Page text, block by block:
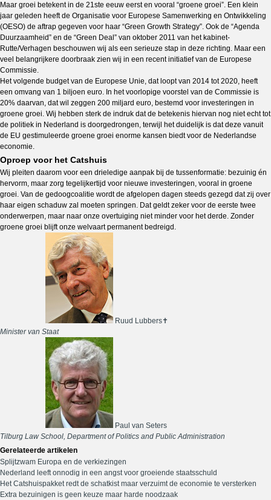
Maar groei betekent in de 21ste eeuw eerst en vooral “groene groei”. Een klein
jaar geleden heeft de Organisatie voor Europese Samenwerking en Ontwikkeling
(OESO) de aftrap gegeven voor haar “Green Growth Strategy”. Ook de “Agenda
Duurzaamheid” en de “Green Deal” van oktober 2011 van het kabinet-
Rutte/Verhagen beschouwen wij als een serieuze stap in deze richting. Maar een
veel belangrijkere doorbraak zien wij in een recent initiatief van de Europese
Commissie.
Het volgende budget van de Europese Unie, dat loopt van 2014 tot 2020, heeft
een omvang van 1 biljoen euro. In het voorlopige voorstel van de Commissie is
20% daarvan, dat wil zeggen 200 miljard euro, bestemd voor investeringen in
groene groei. Wij hebben sterk de indruk dat de betekenis hiervan nog niet echt tot
de politiek in Nederland is doorgedrongen, terwijl het duidelijk is dat deze vanuit
de EU gestimuleerde groene groei enorme kansen biedt voor de Nederlandse
economie.
Oproep voor het Catshuis
Wij pleiten daarom voor een drieledige aanpak bij de tussenformatie: bezuinig én
hervorm, maar zorg tegelijkertijd voor nieuwe investeringen, vooral in groene
groei. Van de gedoogcoalitie wordt de afgelopen dagen steeds gezegd dat zij over
haar eigen schaduw zal moeten springen. Dat geldt zeker voor de eerste twee
onderwerpen, maar naar onze overtuiging niet minder voor het derde. Zonder
groene groei blijft onze welvaart permanent bedreigd.
Ruud Lubbers✝
Minister van Staat
Paul van Seters
Tilburg Law School, Department of Politics and Public Administration
Gerelateerde artikelen
Splijtzwam Europa en de verkiezingen
Nederland leeft onnodig in een angst voor groeiende staatsschuld
Het Catshuispakket redt de schatkist maar verzuimt de economie te versterken
Extra bezuinigen is geen keuze maar harde noodzaak